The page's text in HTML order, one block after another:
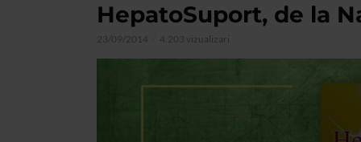
HepatoSuport, de la
23/09/2014 4.203 vizualizari